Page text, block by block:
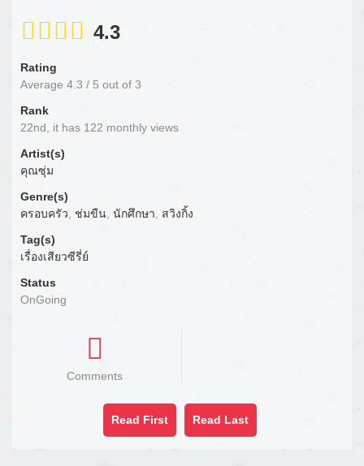
4.3
Rating
Average 4.3 / 5 out of 3
Rank
22nd, it has 122 monthly views
Artist(s)
คุณซุ่ม
Genre(s)
ครอบครัว, ช่มขืน, นักศึกษา, สวิงกิ้ง
Tag(s)
เรื่องเสียวซีรี่ย์
Status
OnGoing
Comments
Read First Read Last